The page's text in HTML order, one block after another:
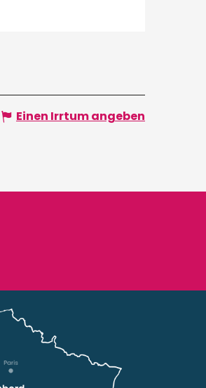
Einen Irrtum angeben